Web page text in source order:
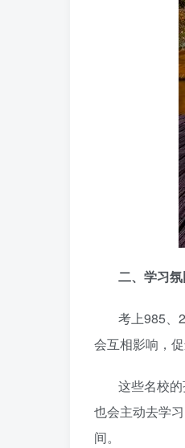
二、学习
考上985、
会互相影响，
这些名校
也会主动去学
间。